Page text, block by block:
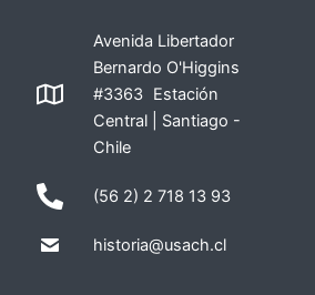
Avenida Libertador
Bernardo O'Higgins
#3363 Estación
Central | Santiago -
Chile
(56 2) 2 718 13 93
historia@usach.cl